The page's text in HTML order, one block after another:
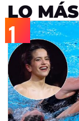
LO MÁS